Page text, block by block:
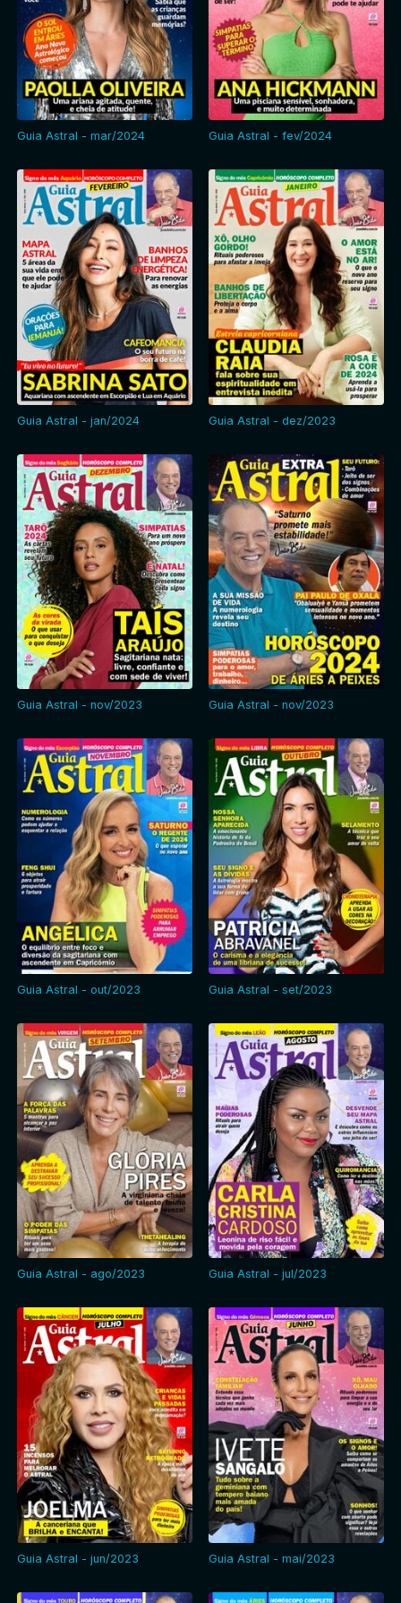
Guia Astral - mar/2024 Guia Astral - fev/2024
Guia Astral - jan/2024 Guia Astral - dez/2023
Guia Astral - nov/2023 Guia Astral - nov/2023
Guia Astral - out/2023 Guia Astral - set/2023
Guia Astral - ago/2023 Guia Astral - jul/2023
Guia Astral - jun/2023 Guia Astral - mai/2023